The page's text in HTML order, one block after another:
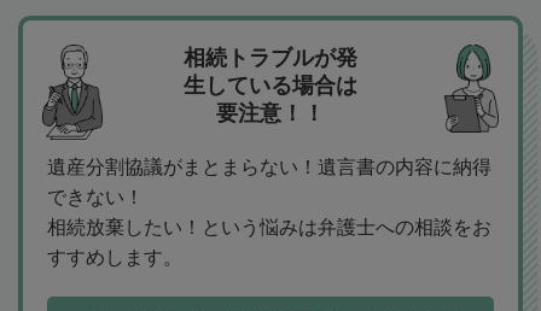
相続トラブルが発
生している場合は
要注意！！
遺産分割協議がまとまらない！遺言書の内容に納得
できない！
相続放棄したい！という悩みは弁護士への相談をお
すすめします。